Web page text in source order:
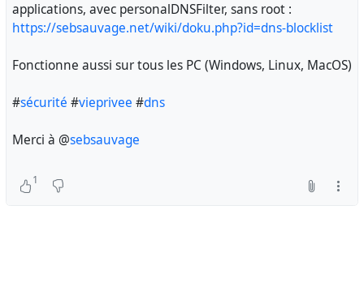
applications, avec personalDNSFilter, sans root :
https://sebsauvage.net/wiki/doku.php?id=dns-blocklist
Fonctionne aussi sur tous les PC (Windows, Linux, MacOS)
#sécurité #vieprivee #dns
Merci à @sebsauvage
1